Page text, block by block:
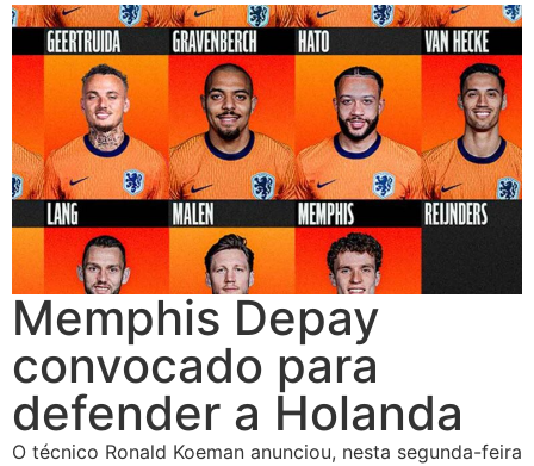
Memphis Depay
convocado para
defender a Holanda
O técnico Ronald Koeman anunciou, nesta segunda-feira